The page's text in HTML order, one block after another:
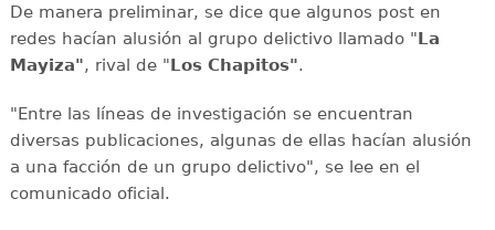
De manera preliminar, se dice que algunos post en
redes hacían alusión al grupo delictivo llamado "La
Mayiza", rival de "Los Chapitos".
"Entre las líneas de investigación se encuentran
diversas publicaciones, algunas de ellas hacían alusión
a una facción de un grupo delictivo", se lee en el
comunicado oficial.